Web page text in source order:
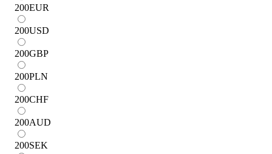
200EUR
200USD
200GBP
200PLN
200CHF
200AUD
200SEK